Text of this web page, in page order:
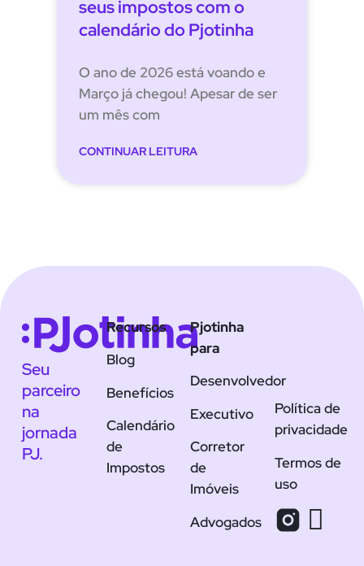
seus impostos com o
calendário do Pjotinha
O ano de 2026 está voando e
Março já chegou! Apesar de ser
um mês com
CONTINUAR LEITURA
Seu
parceiro
na
jornada
PJ.
Recursos
Blog
Benefícios
Calendário
de
Impostos
Pjotinha
para
Desenvolvedor
Executivo
Corretor
de
Imóveis
Advogados
Política de
privacidade
Termos de
uso